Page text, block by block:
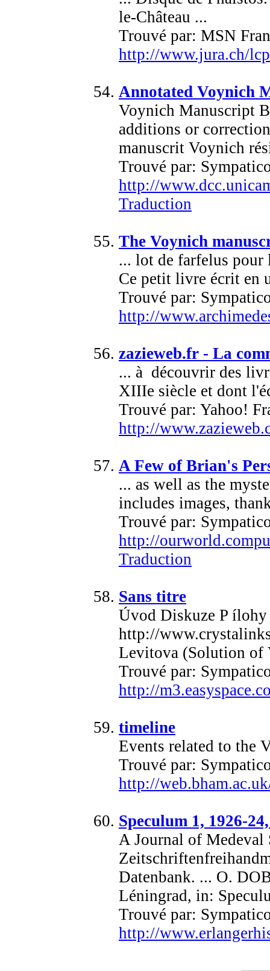
le-Château ...
Trouvé par: MSN
http://www.jura.ch/
Annotated Voynich
Voynich Manuscript
additions or
manuscrit Voynich
Trouvé par:
http://
Traduction
The Voynich
... lot de farfelus
Ce petit livre écrit en
Trouvé par:
http://
zazieweb.fr - La
... à découvrir des
XIIIe siècle et dont
Trouvé par: Yahoo!
http://
A Few of Brian's
... as well as the
includes images,
Trouvé par:
http://
Traduction
Sans titre
Úvod Diskuze P
http://
Levitova (Solution of
Trouvé par:
http://
timeline
Events related to the
Trouvé par:
http://
Speculum 1, 1926-
A Journal of Medeval
Datenbank. ... O.
Léningrad, in:
Trouvé par:
http://